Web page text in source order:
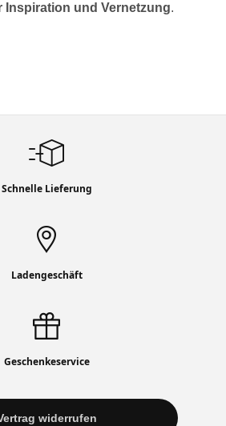
Inspiration und Vernetzung.
Schnelle Lieferung
Ladengeschäft
Geschenkeservice
widerrufen